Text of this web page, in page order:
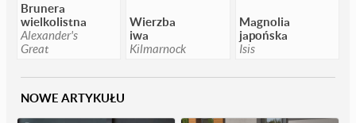
Brunera
wielkolistna
Alexander's
Great
Wierzba
iwa
Kilmarnock
Magnolia
japońska
Isis
NOWE ARTYKUŁU